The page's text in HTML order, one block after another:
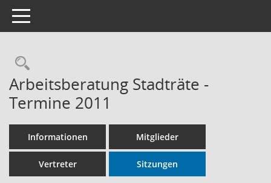
Toggle navigation
Rechercheauswahl
Arbeitsberatung Stadträte -
Termine 2011
Informationen Mitglieder
Vertreter Sitzungen